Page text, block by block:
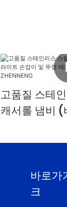
고품질 스테
캐서롤 냄비
조업체 |
바로가
크